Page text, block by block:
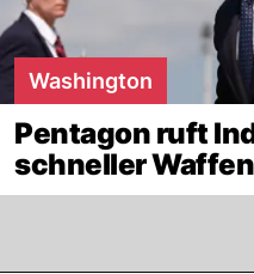
Washington
Pentagon ruft
schneller